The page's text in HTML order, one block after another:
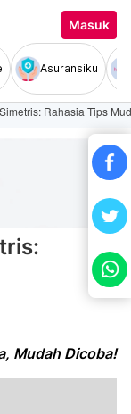
Masuk
Asuransiku
Rahasia Tips
Mudah Dicoba!